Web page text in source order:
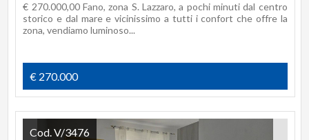
€ 270.000,00 Fano, zona S. Lazzaro, a pochi minuti dal centro
storico e dal mare e vicinissimo a tutti i confort che offre la
zona, vendiamo luminoso...
€ 270.000
Cod. V/3476